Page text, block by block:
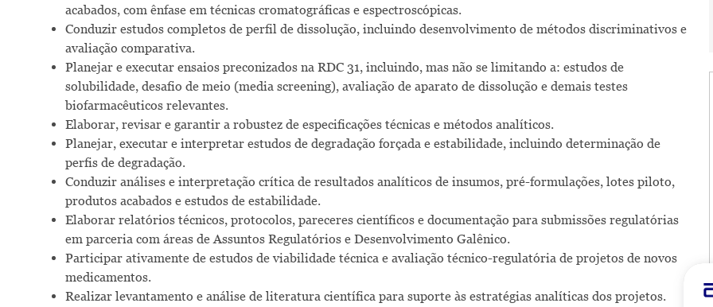
acabados, com ênfase em técnicas cromatográficas e espectroscópicas.
Conduzir estudos completos de perfil de dissolução, incluindo desenvolvimento de métodos discriminativos e
avaliação comparativa.
Planejar e executar ensaios preconizados na RDC 31, incluindo, mas não se limitando a: estudos de
solubilidade, desafio de meio (media screening), avaliação de aparato de dissolução e demais testes
biofarmacêuticos relevantes.
Elaborar, revisar e garantir a robustez de especificações técnicas e métodos analíticos.
Planejar, executar e interpretar estudos de degradação forçada e estabilidade, incluindo determinação de
perfis de degradação.
Conduzir análises e interpretação crítica de resultados analíticos de insumos, pré-formulações, lotes piloto,
produtos acabados e estudos de estabilidade.
Elaborar relatórios técnicos, protocolos, pareceres científicos e documentação para submissões regulatórias
em parceria com áreas de Assuntos Regulatórios e Desenvolvimento Galênico.
Participar ativamente de estudos de viabilidade técnica e avaliação técnico-regulatória de projetos de novos
medicamentos.
Realizar levantamento e análise de literatura científica para suporte às estratégias analíticas dos projetos.